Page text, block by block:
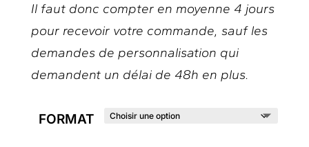
Il faut donc compter en moyenne 4 jours
pour recevoir votre commande, sauf les
demandes de personnalisation qui
demandent un délai de 48h en plus.
FORMAT